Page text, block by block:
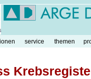
service themen